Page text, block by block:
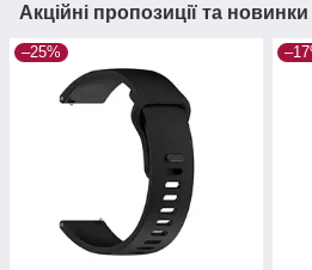
Акційні пропозиції та новинки
–25%